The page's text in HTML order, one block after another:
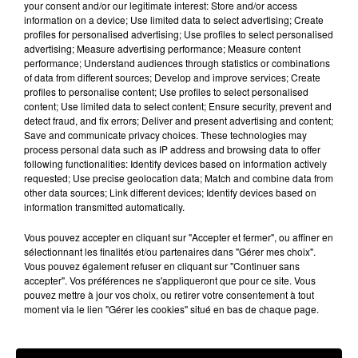
Stars'Terre 2026 : Philippe Palmieri dévoile
les ambitions d'un...
À quelques semaines de la première édition de
Stars'Terre, organisée du 18 au 20 septembre 2026 au
Château de Courtalain, Philippe Palmieri, président...
LES JEUX Voir plus
your consent and/or our legitimate interest: Store and/or access
information on a device; Use limited data to select advertising; Create
profiles for personalised advertising; Use profiles to select personalised
advertising; Measure advertising performance; Measure content
performance; Understand audiences through statistics or combinations
of data from different sources; Develop and improve services; Create
profiles to personalise content; Use profiles to select personalised
content; Use limited data to select content; Ensure security, prevent and
detect fraud, and fix errors; Deliver and present advertising and content;
Save and communicate privacy choices. These technologies may
process personal data such as IP address and browsing data to offer
following functionalities: Identify devices based on information actively
requested; Use precise geolocation data; Match and combine data from
other data sources; Link different devices; Identify devices based on
information transmitted automatically.
Vous pouvez accepter en cliquant sur "Accepter et fermer", ou affiner en
sélectionnant les finalités et/ou partenaires dans "Gérer mes choix".
Vous pouvez également refuser en cliquant sur "Continuer sans
accepter". Vos préférences ne s'appliqueront que pour ce site. Vous
pouvez mettre à jour vos choix, ou retirer votre consentement à tout
moment via le lien "Gérer les cookies" situé en bas de chaque page.